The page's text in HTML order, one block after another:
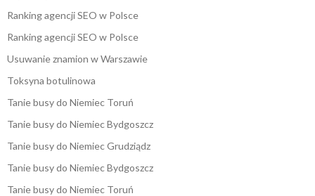
Ranking agencji SEO w Polsce
Ranking agencji SEO w Polsce
Usuwanie znamion w Warszawie
Toksyna botulinowa
Tanie busy do Niemiec Toruń
Tanie busy do Niemiec Bydgoszcz
Tanie busy do Niemiec Grudziądz
Tanie busy do Niemiec Bydgoszcz
Tanie busy do Niemiec Toruń